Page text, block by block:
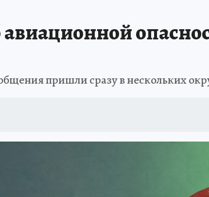
пришли сразу в нескольких